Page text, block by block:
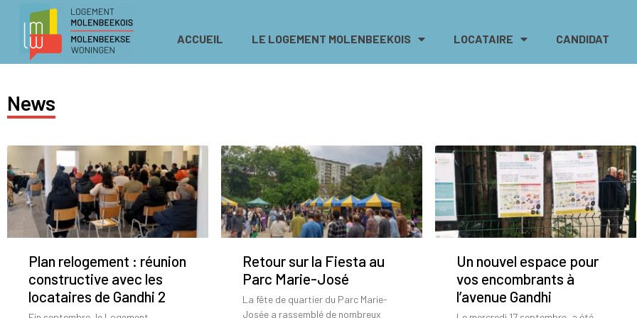
ACCUEIL LE LOGEMENT MOLENBEEKOIS LOCATAIRE CANDIDAT
News
Plan relogement : réunion
constructive avec les
locataires de Gandhi 2
Retour sur la Fiesta au
Parc Marie-José
La fête de quartier du Parc Marie-
Josée a rassemblé de nombreux
Un nouvel espace pour
vos encombrants à
l’avenue Gandhi